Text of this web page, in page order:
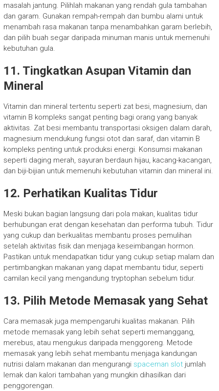
masalah jantung. Pilihlah makanan yang rendah gula tambahan
dan garam. Gunakan rempah-rempah dan bumbu alami untuk
menambah rasa makanan tanpa menambahkan garam berlebih,
dan pilih buah segar daripada minuman manis untuk memenuhi
kebutuhan gula.
11. Tingkatkan Asupan Vitamin dan
Mineral
Vitamin dan mineral tertentu seperti zat besi, magnesium, dan
vitamin B kompleks sangat penting bagi orang yang banyak
aktivitas. Zat besi membantu transportasi oksigen dalam darah,
magnesium mendukung fungsi otot dan saraf, dan vitamin B
kompleks penting untuk produksi energi. Konsumsi makanan
seperti daging merah, sayuran berdaun hijau, kacang-kacangan,
dan biji-bijian untuk memenuhi kebutuhan vitamin dan mineral ini.
12. Perhatikan Kualitas Tidur
Meski bukan bagian langsung dari pola makan, kualitas tidur
berhubungan erat dengan kesehatan dan performa tubuh. Tidur
yang cukup dan berkualitas membantu proses pemulihan
setelah aktivitas fisik dan menjaga keseimbangan hormon.
Pastikan untuk mendapatkan tidur yang cukup setiap malam dan
pertimbangkan makanan yang dapat membantu tidur, seperti
camilan kecil yang mengandung tryptophan sebelum tidur.
13. Pilih Metode Memasak yang Sehat
Cara memasak juga mempengaruhi kualitas makanan. Pilih
metode memasak yang lebih sehat seperti memanggang,
merebus, atau mengukus daripada menggoreng. Metode
memasak yang lebih sehat membantu menjaga kandungan
nutrisi dalam makanan dan mengurangi spaceman slotjumlah
lemak dan kalori tambahan yang mungkin dihasilkan dari
penggorengan.